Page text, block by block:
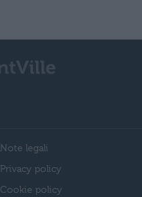
Note legali
Privacy policy
Cookie policy